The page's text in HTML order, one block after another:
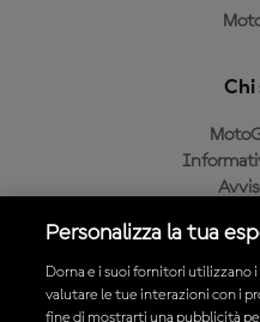
Chi
Personalizza la tua
Dorna e i suoi fornitori utilizzano
valutare le tue interazioni con i
fine di mostrarti una pubblicità